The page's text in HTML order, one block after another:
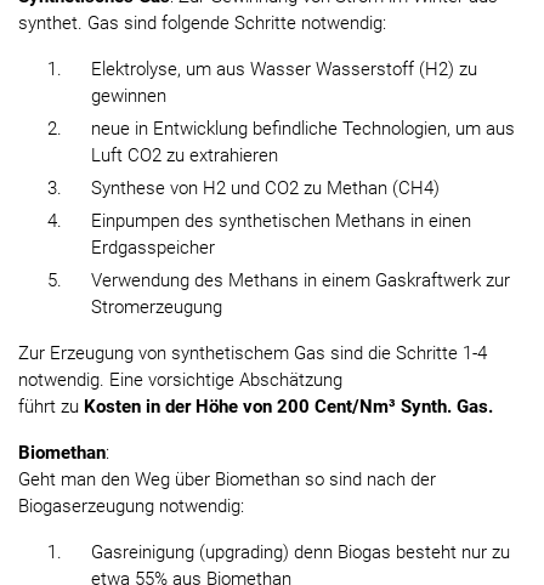
synthet. Gas sind folgende Schritte notwendig:
Elektrolyse, um aus Wasser Wasserstoff (H2) zu
gewinnen
neue in Entwicklung befindliche Technologien, um aus
Luft CO2 zu extrahieren
Synthese von H2 und CO2 zu Methan (CH4)
Einpumpen des synthetischen Methans in einen
Erdgasspeicher
Verwendung des Methans in einem Gaskraftwerk zur
Stromerzeugung
Zur Erzeugung von synthetischem Gas sind die Schritte 1-4
notwendig. Eine vorsichtige Abschätzung
führt zu Kosten in der Höhe von 200 Cent/Nm³ Synth. Gas.
Biomethan:
Geht man den Weg über Biomethan so sind nach der
Biogaserzeugung notwendig:
Gasreinigung (upgrading) denn Biogas besteht nur zu
etwa 55% aus Biomethan